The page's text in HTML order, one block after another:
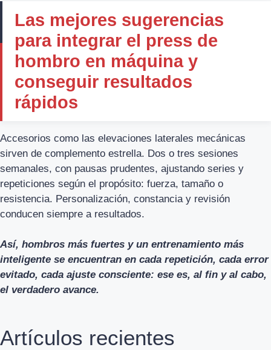
Las mejores sugerencias
para integrar el press de
hombro en máquina y
conseguir resultados
rápidos
Accesorios como las elevaciones laterales mecánicas
sirven de complemento estrella. Dos o tres sesiones
semanales, con pausas prudentes, ajustando series y
repeticiones según el propósito: fuerza, tamaño o
resistencia. Personalización, constancia y revisión
conducen siempre a resultados.
Así, hombros más fuertes y un entrenamiento más
inteligente se encuentran en cada repetición, cada error
evitado, cada ajuste consciente: ese es, al fin y al cabo,
el verdadero avance.
Artículos recientes